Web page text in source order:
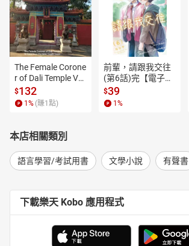
The Female Corone
r of Dali Temple Vo
l.6【有聲書】
$132
1 % (賺1 點)
前輩，請跟我交往
(第6話)完【電子
書】
$39
1 %
本店相關類別
語言學習/考試用書 文學小說 有聲書
下載樂天 Kobo 應用程式